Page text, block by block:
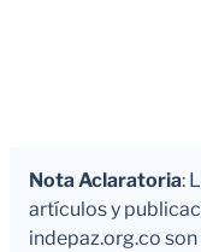
Nota Aclaratoria:
artículos y
indepaz.org.co